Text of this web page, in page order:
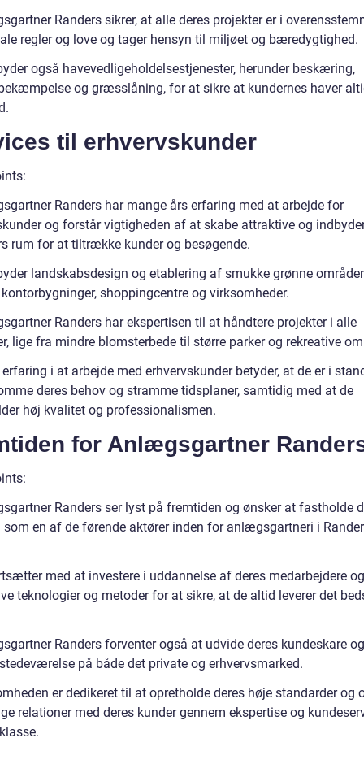
Randers sikrer, at alle deres projekter er i
regler og love og tager hensyn til miljøet og bæredygtighed.
også havevedligeholdelsestjenester, herunder beskæring,
og græsslåning, for at sikre at kundernes haver
til erhvervskunder
Randers har mange års erfaring med at arbejde for
og forstår vigtigheden af at skabe attraktive og
rum for at tiltrække kunder og besøgende.
landskabsdesign og etablering af smukke grønne
shoppingcentre og virksomheder.
Randers har ekspertisen til at håndtere projekter i alle
lige fra mindre blomsterbede til større parker og rekreative
i at arbejde med erhvervskunder betyder, at de er i
deres behov og stramme tidsplaner, samtidig med at de
høj kvalitet og professionalismen.
for Anlægsgartner
Randers ser lyst på fremtiden og ønsker at fastholde
en af de førende aktører inden for anlægsgartneri i
med at investere i uddannelse af deres medarbejdere
teknologier og metoder for at sikre, at de altid leverer det
Randers forventer også at udvide deres kundeskare
på både det private og erhvervsmarked.
er dedikeret til at opretholde deres høje standarder og
relationer med deres kunder gennem ekspertise og